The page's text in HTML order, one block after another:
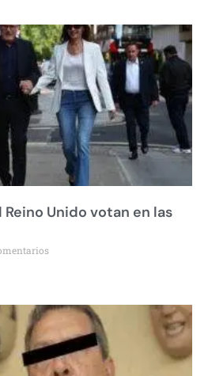
Unido votan en las